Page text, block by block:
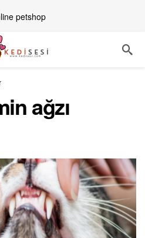
ağzı